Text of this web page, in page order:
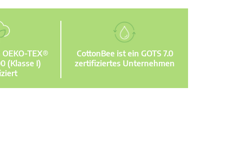
TEX®
(Klasse I)
CottonBee ist ein GOTS 7.0
zertifiziertes Unternehmen